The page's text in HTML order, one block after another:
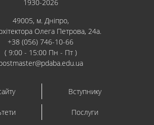
1930-2026
49005, м. Дніпро,
Олега Петрова, 24а.
+38 (056) 746-10-66
( 9:00 - 15:00 Пн - Пт )
Вступнику
Послуги